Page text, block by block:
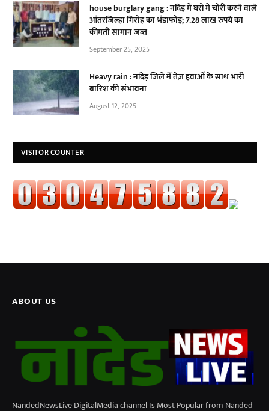
house burglary gang : नांदेड़ में घरों में चोरी करने वाले
आंतरजिल्हा गिरोह का भंडाफोड़; 7.28 लाख रुपये का
कीमती सामान ज़ब्त
September 25, 2025
Heavy rain : नांदेड़ जिले में तेज़ हवाओं के साथ भारी
बारिश की संभावना
August 12, 2025
VISITOR COUNTER
ABOUT US
NandedNewsLive DigitalMedia channel Is Most Popular from Nanded